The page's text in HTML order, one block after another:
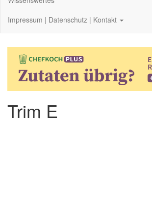
Impressum | Datenschutz | Kontakt
Trim E